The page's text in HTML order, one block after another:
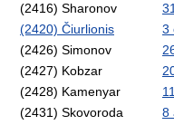
(2416) Sharonov
(2420) Čiurlionis
3
(2426) Simonov
(2427) Kobzar
(2428) Kamenyar
(2431) Skovoroda
8